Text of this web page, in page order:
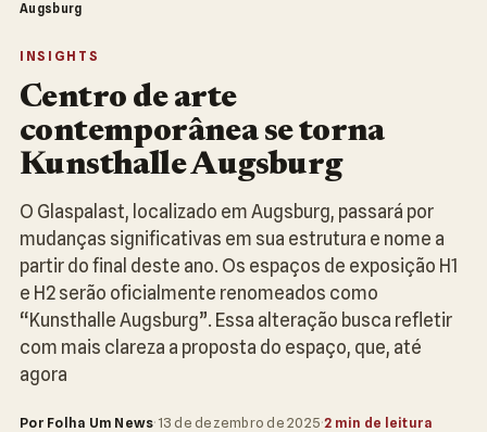
Augsburg
INSIGHTS
Centro de arte
contemporânea se torna
Kunsthalle Augsburg
O Glaspalast, localizado em Augsburg, passará por
mudanças significativas em sua estrutura e nome a
partir do final deste ano. Os espaços de exposição H1
e H2 serão oficialmente renomeados como
“Kunsthalle Augsburg”. Essa alteração busca refletir
com mais clareza a proposta do espaço, que, até
agora
Por Folha Um News· 13 de dezembro de 2025·2 min de leitura